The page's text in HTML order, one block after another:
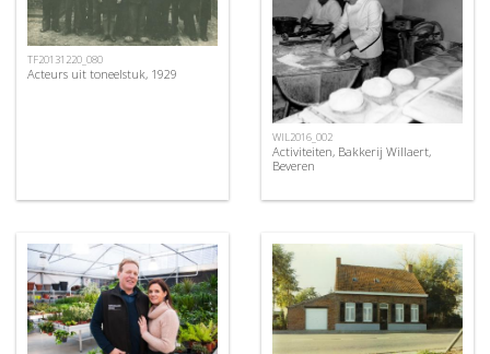
TF20131220_080
Acteurs uit toneelstuk, 1929
WIL2016_002
Activiteiten, Bakkerij Willaert,
Beveren